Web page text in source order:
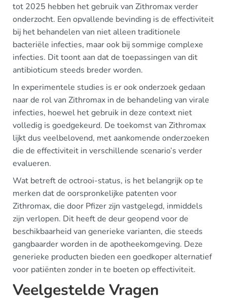
tot 2025 hebben het gebruik van Zithromax verder
onderzocht. Een opvallende bevinding is de effectiviteit
bij het behandelen van niet alleen traditionele
bacteriële infecties, maar ook bij sommige complexe
infecties. Dit toont aan dat de toepassingen van dit
antibioticum steeds breder worden.
In experimentele studies is er ook onderzoek gedaan
naar de rol van Zithromax in de behandeling van virale
infecties, hoewel het gebruik in deze context niet
volledig is goedgekeurd. De toekomst van Zithromax
lijkt dus veelbelovend, met aankomende onderzoeken
die de effectiviteit in verschillende scenario’s verder
evalueren.
Wat betreft de octrooi-status, is het belangrijk op te
merken dat de oorspronkelijke patenten voor
Zithromax, die door Pfizer zijn vastgelegd, inmiddels
zijn verlopen. Dit heeft de deur geopend voor de
beschikbaarheid van generieke varianten, die steeds
gangbaarder worden in de apotheekomgeving. Deze
generieke producten bieden een goedkoper alternatief
voor patiënten zonder in te boeten op effectiviteit.
Veelgestelde Vragen